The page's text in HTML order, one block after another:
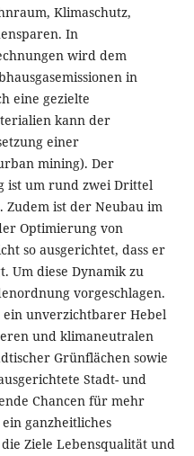
Klimaschutz,
In
wird dem
in
eine gezielte
kann der
einer
mining). Der
ist um rund zwei Drittel
Zudem ist der Neubau im
Optimierung von
so ausgerichtet, dass er
Um diese Dynamik zu
vorgeschlagen.
ein unverzichtbarer Hebel
und klimaneutralen
Grünflächen sowie
Stadt- und
Chancen für mehr
ganzheitliches
Ziele Lebensqualität und